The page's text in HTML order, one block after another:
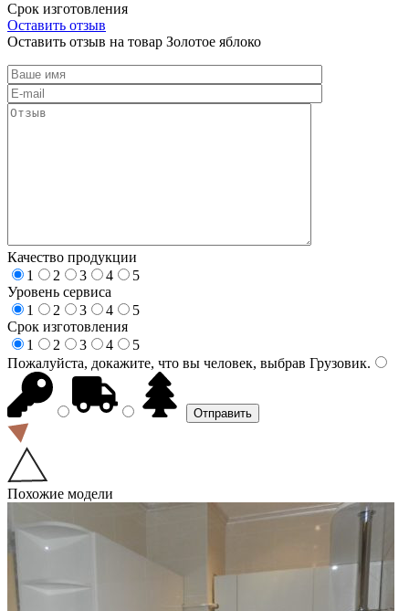
Срок изготовления
Оставить отзыв
Оставить отзыв на товар Золотое яблоко
Качество продукции
1
2 3 4
5
Уровень сервиса
1
2 3 4
5
Срок изготовления
1
2 3 4
5
Пожалуйста, докажите, что вы человек, выбрав Грузовик.
Похожие модели